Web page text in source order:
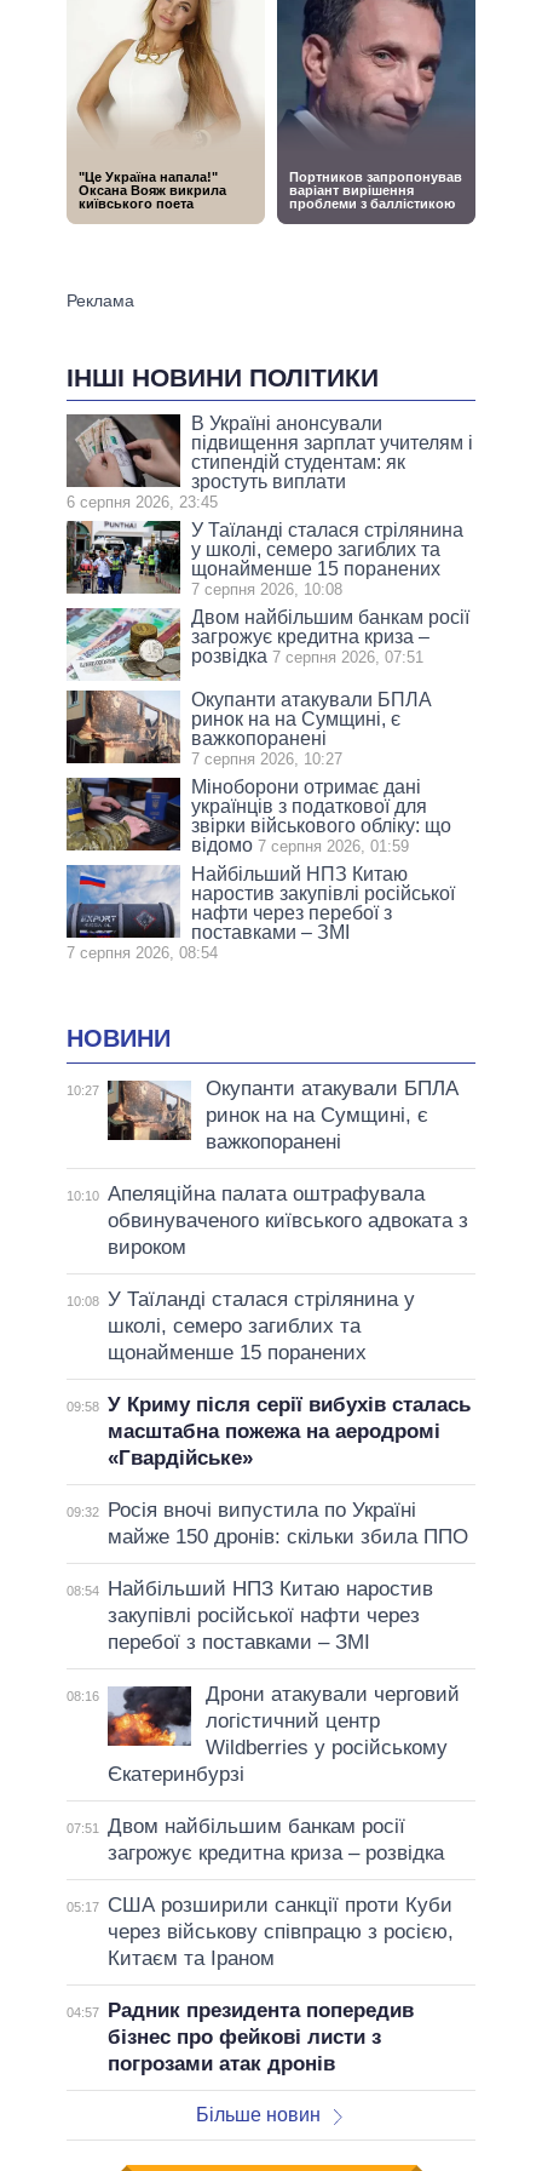
ІНШІ НОВИНИ ПОЛІТИКИ
В Україні анонсували
підвищення зарплат учителям і
стипендій студентам: як
зростуть виплати
6 серпня 2026, 23:45
У Таїланді сталася стрілянина
у школі, семеро загиблих та
щонайменше 15 поранених
7 серпня 2026, 10:08
Двом найбільшим банкам росії
загрожує кредитна криза –
розвідка 7 серпня 2026, 07:51
Окупанти атакували БПЛА
ринок на на Сумщині, є
важкопоранені
7 серпня 2026, 10:27
Міноборони отримає дані
українців з податкової для
звірки військового обліку: що
відомо 7 серпня 2026, 01:59
Найбільший НПЗ Китаю
наростив закупівлі російської
нафти через перебої з
поставками – ЗМІ
7 серпня 2026, 08:54
НОВИНИ
10:27
Окупанти атакували БПЛА
ринок на на Сумщині, є
важкопоранені
10:10 Апеляційна палата оштрафувала
обвинуваченого київського адвоката з
вироком
10:08 У Таїланді сталася стрілянина у
школі, семеро загиблих та
щонайменше 15 поранених
09:58 У Криму після серії вибухів сталась
масштабна пожежа на аеродромі
«Гвардійське»
09:32
Росія вночі випустила по Україні
майже 150 дронів: скільки збила ППО
08:54
Найбільший НПЗ Китаю наростив
закупівлі російської нафти через
перебої з поставками – ЗМІ
08:16
Дрони атакували черговий
логістичний центр
Wildberries у російському
Єкатеринбурзі
07:51
Двом найбільшим банкам росії
загрожує кредитна криза – розвідка
05:17
США розширили санкції проти Куби
через військову співпрацю з росією,
Китаєм та Іраном
04:57
Радник президента попередив
бізнес про фейкові листи з
погрозами атак дронів
Більше новин